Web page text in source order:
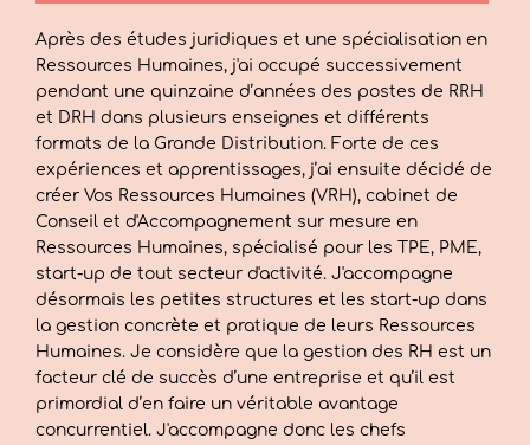
Après des études juridiques et une spécialisation en
Ressources Humaines, j'ai occupé successivement
pendant une quinzaine d’années des postes de RRH
et DRH dans plusieurs enseignes et différents
formats de la Grande Distribution. Forte de ces
expériences et apprentissages, j’ai ensuite décidé de
créer Vos Ressources Humaines (VRH), cabinet de
Conseil et d'Accompagnement sur mesure en
Ressources Humaines, spécialisé pour les TPE, PME,
start-up de tout secteur d'activité. J'accompagne
désormais les petites structures et les start-up dans
la gestion concrète et pratique de leurs Ressources
Humaines. Je considère que la gestion des RH est un
facteur clé de succès d’une entreprise et qu’il est
primordial d’en faire un véritable avantage
concurrentiel. J'accompagne donc les chefs